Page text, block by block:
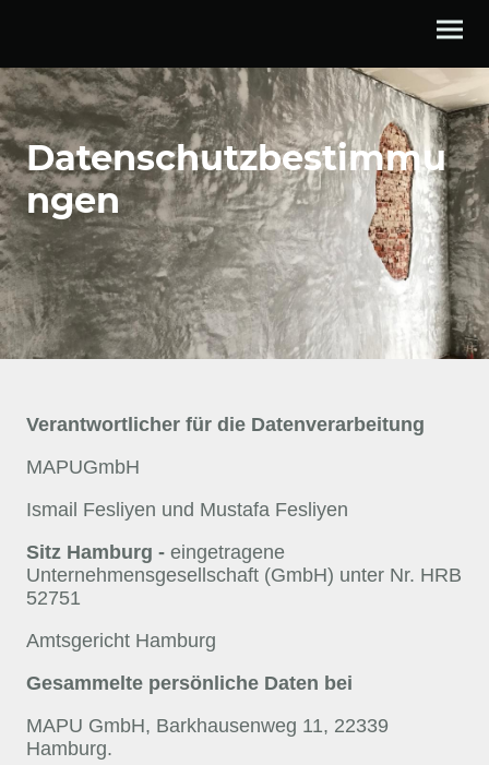
Datenschutzbestimmu
ngen
Verantwortlicher für die Datenverarbeitung
MAPUGmbH
Ismail Fesliyen und Mustafa Fesliyen
Sitz Hamburg - eingetragene
Unternehmensgesellschaft (GmbH) unter Nr. HRB
52751
Amtsgericht Hamburg
Gesammelte persönliche Daten bei
MAPU GmbH, Barkhausenweg 11, 22339
Hamburg.